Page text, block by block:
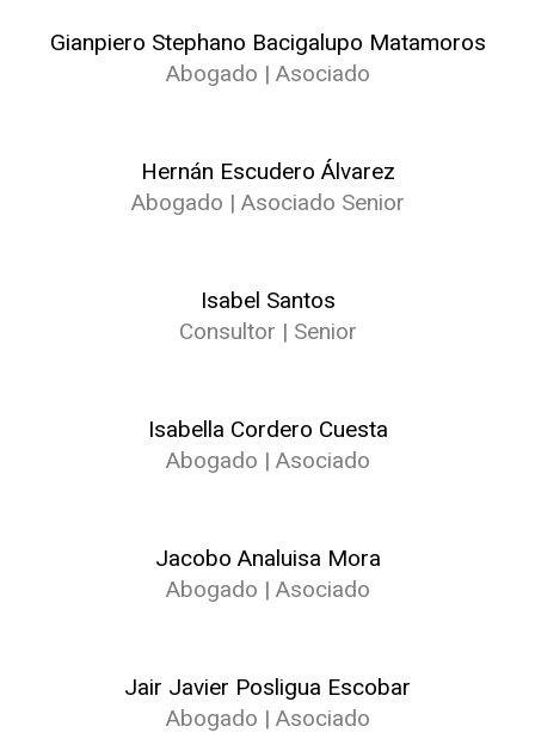
Gianpiero Stephano Bacigalupo Matamoros
Abogado | Asociado
Hernán Escudero Álvarez
Abogado | Asociado Senior
Isabel Santos
Consultor | Senior
Isabella Cordero Cuesta
Abogado | Asociado
Jacobo Analuisa Mora
Abogado | Asociado
Jair Javier Posligua Escobar
Abogado | Asociado